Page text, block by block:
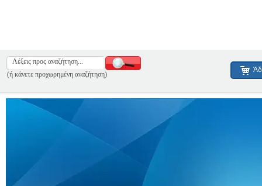
(ή κάνετε προχωρημένη αναζήτηση)